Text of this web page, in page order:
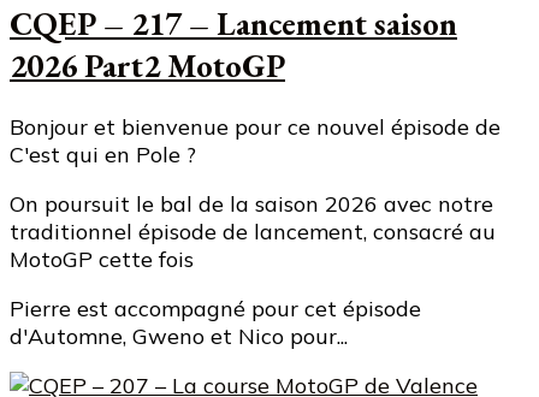
CQEP – 217 – Lancement saison
2026 Part2 MotoGP
Bonjour et bienvenue pour ce nouvel épisode de
C'est qui en Pole ?
On poursuit le bal de la saison 2026 avec notre
traditionnel épisode de lancement, consacré au
MotoGP cette fois
Pierre est accompagné pour cet épisode
d'Automne, Gweno et Nico pour...